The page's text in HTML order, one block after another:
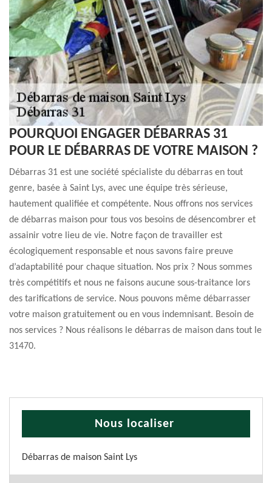
POURQUOI ENGAGER DÉBARRAS 31
POUR LE DÉBARRAS DE VOTRE MAISON ?
Débarras 31 est une société spécialiste du débarras en tout
genre, basée à Saint Lys, avec une équipe très sérieuse,
hautement qualifiée et compétente. Nous offrons nos services
de débarras maison pour tous vos besoins de désencombrer et
assainir votre lieu de vie. Notre façon de travailler est
écologiquement responsable et nous savons faire preuve
d’adaptabilité pour chaque situation. Nos prix ? Nous sommes
très compétitifs et nous ne faisons aucune sous-traitance lors
des tarifications de service. Nous pouvons même débarrasser
votre maison gratuitement ou en vous indemnisant. Besoin de
nos services ? Nous réalisons le débarras de maison dans tout le
31470.
Nous localiser
Débarras de maison Saint Lys